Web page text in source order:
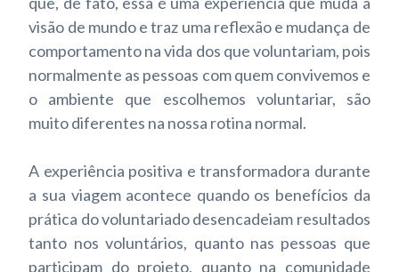
visão de mundo e traz uma reflexão e mudança de
comportamento na vida dos que voluntariam, pois
normalmente as pessoas com quem convivemos e
o ambiente que escolhemos voluntariar, são
muito diferentes na nossa rotina normal.
A experiência positiva e transformadora durante
a sua viagem acontece quando os benefícios da
prática do voluntariado desencadeiam resultados
tanto nos voluntários, quanto nas pessoas que
participam do projeto, quanto na comunidade